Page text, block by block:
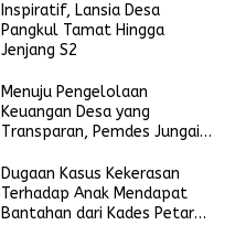
Inspiratif, Lansia Desa
Pangkul Tamat Hingga
Jenjang S2
Menuju Pengelolaan
Keuangan Desa yang
Transparan, Pemdes Jungai
Dugaan Kasus Kekerasan
Terhadap Anak Mendapat
Bantahan dari Kades Petar